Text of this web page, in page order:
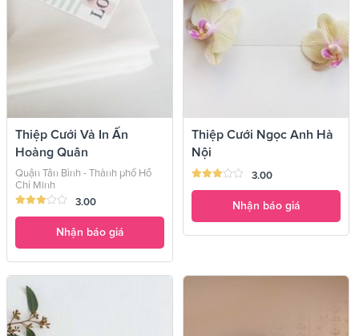
Thiệp Cưới Và In Ấn
Hoàng Quân
Quận Tân Bình - Thành phố Hồ
Chí Minh
3.00
Nhận báo giá
Thiệp Cưới Ngọc Anh Hà
Nội
3.00
Nhận báo giá